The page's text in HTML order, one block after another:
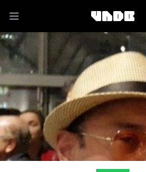
Open main menu